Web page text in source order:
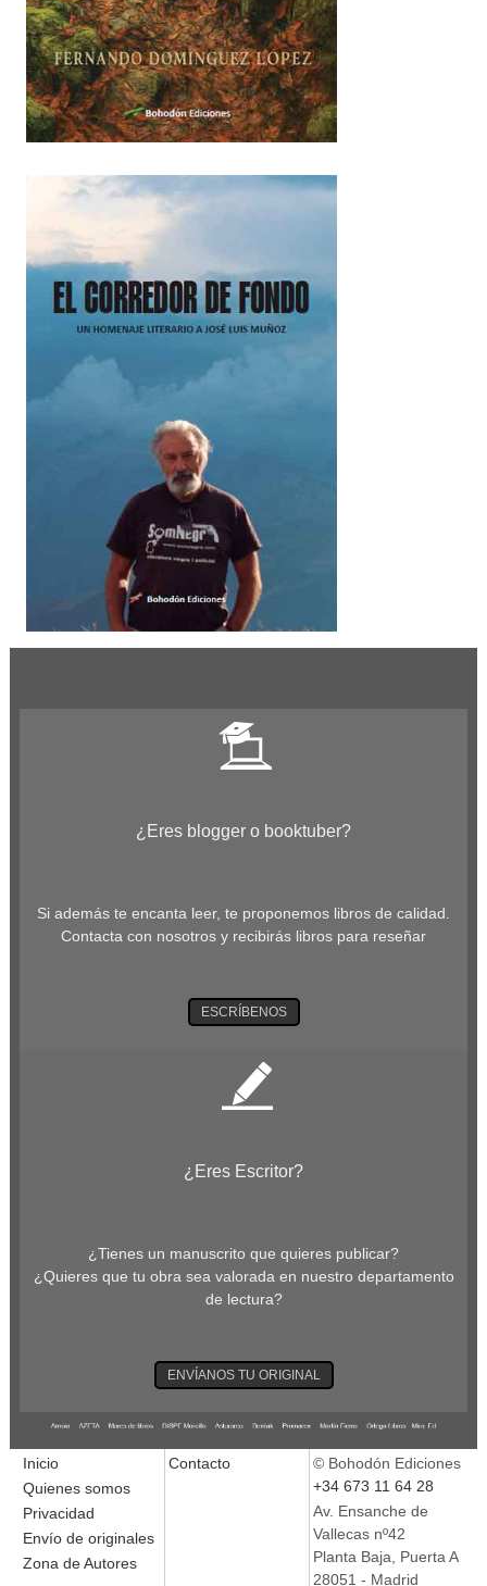
¿Eres blogger o booktuber?
Si además te encanta leer, te proponemos libros de calidad.
Contacta con nosotros y recibirás libros para reseñar
ESCRÍBENOS
¿Eres Escritor?
¿Tienes un manuscrito que quieres publicar?
¿Quieres que tu obra sea valorada en nuestro departamento
de lectura?
ENVÍANOS TU ORIGINAL
Inicio
Quienes somos
Privacidad
Envío de originales
Zona de Autores
Contacto
© Bohodón Ediciones
+34 673 11 64 28
Av. Ensanche de
Vallecas nº42
Planta Baja, Puerta A
28051 - Madrid